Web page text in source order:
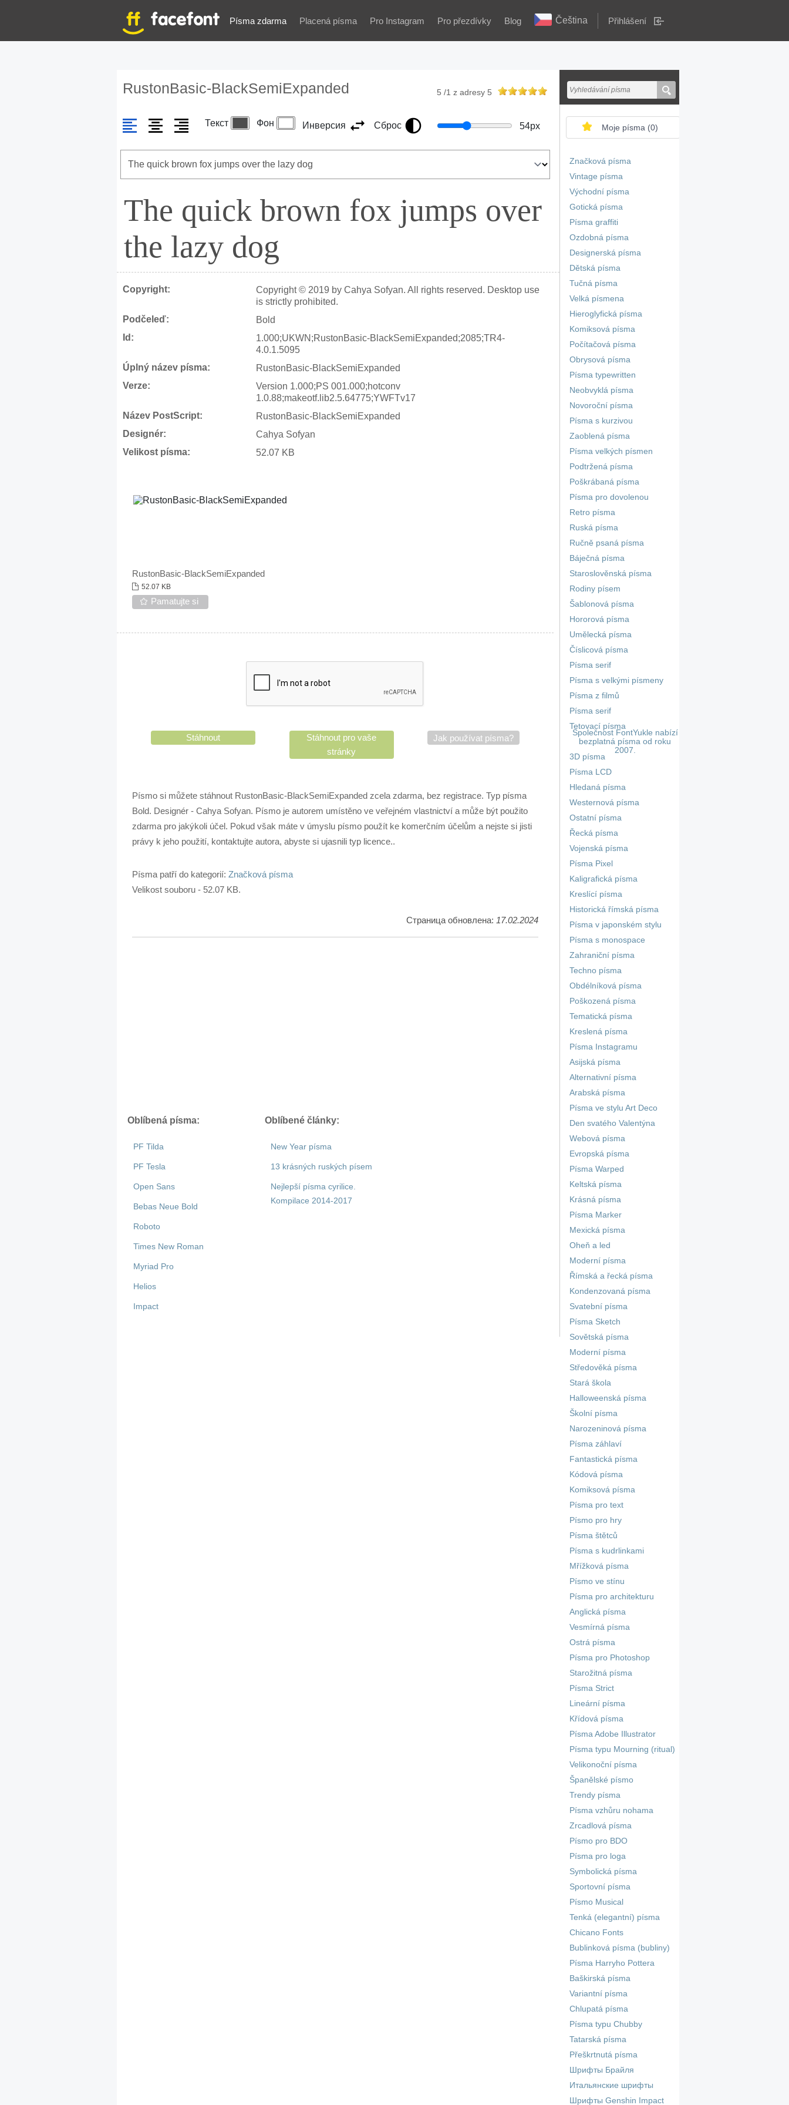
Písma zdarma Placená písma Pro Instagram Pro přezdívky Blog Čeština Přihlášení
RustonBasic-BlackSemiExpanded 5 /1 z adresy 5
Текст Фон Инверсия Сброс 54px
The quick brown fox jumps over
the lazy dog
Copyright:
Copyright © 2019 by Cahya Sofyan. All rights reserved. Desktop use
is strictly prohibited.
Podčeleď:
Bold
Id:
1.000;UKWN;RustonBasic-BlackSemiExpanded;2085;TR4-
4.0.1.5095
Úplný název písma:
RustonBasic-BlackSemiExpanded
Verze:
Version 1.000;PS 001.000;hotconv
1.0.88;makeotf.lib2.5.64775;YWFTv17
Název PostScript:
RustonBasic-BlackSemiExpanded
Designér:
Cahya Sofyan
Velikost písma:
52.07 KB
RustonBasic-BlackSemiExpanded
52.07 KB
Pamatujte si
Stáhnout
Stáhnout pro vaše
stránky
Jak používat písma?
Písmo si můžete stáhnout RustonBasic-BlackSemiExpanded zcela zdarma, bez registrace. Typ písma
Bold. Designér - Cahya Sofyan. Písmo je autorem umístěno ve veřejném vlastnictví a může být použito
zdarma pro jakýkoli účel. Pokud však máte v úmyslu písmo použít ke komerčním účelům a nejste si jisti
právy k jeho použití, kontaktujte autora, abyste si ujasnili typ licence..
Písma patří do kategorií: Značková písma
Velikost souboru - 52.07 KB.
Страница обновлена: 17.02.2024
Oblíbená písma:
PF Tilda
PF Tesla
Open Sans
Bebas Neue Bold
Roboto
Times New Roman
Myriad Pro
Helios
Impact
Oblíbené články:
New Year písma
13 krásných ruských písem
Nejlepší písma cyrilice.
Kompilace 2014-2017
Moje písma (0)
Značková písma
Vintage písma
Východní písma
Gotická písma
Písma graffiti
Ozdobná písma
Designerská písma
Dětská písma
Tučná písma
Velká písmena
Hieroglyfická písma
Komiksová písma
Počítačová písma
Obrysová písma
Písma typewritten
Neobvyklá písma
Novoroční písma
Písma s kurzivou
Zaoblená písma
Písma velkých písmen
Podtržená písma
Poškrábaná písma
Písma pro dovolenou
Retro písma
Ruská písma
Ručně psaná písma
Báječná písma
Staroslověnská písma
Rodiny písem
Šablonová písma
Hororová písma
Umělecká písma
Číslicová písma
Písma serif
Písma s velkými písmeny
Písma z filmů
Písma serif
Tetovací písma
Společnost FontYukle nabízí
bezplatná písma od roku
2007.
3D písma
Písma LCD
Hledaná písma
Westernová písma
Ostatní písma
Řecká písma
Vojenská písma
Písma Pixel
Kaligrafická písma
Kreslící písma
Historická římská písma
Písma v japonském stylu
Písma s monospace
Zahraniční písma
Techno písma
Obdélníková písma
Poškozená písma
Tematická písma
Kreslená písma
Písma Instagramu
Asijská písma
Alternativní písma
Arabská písma
Písma ve stylu Art Deco
Den svatého Valentýna
Webová písma
Evropská písma
Písma Warped
Keltská písma
Krásná písma
Písma Marker
Mexická písma
Oheň a led
Moderní písma
Římská a řecká písma
Kondenzovaná písma
Svatební písma
Písma Sketch
Sovětská písma
Moderní písma
Středověká písma
Stará škola
Halloweenská písma
Školní písma
Narozeninová písma
Písma záhlaví
Fantastická písma
Kódová písma
Komiksová písma
Písma pro text
Písmo pro hry
Písma štětců
Písma s kudrlinkami
Mřížková písma
Písmo ve stínu
Písma pro architekturu
Anglická písma
Vesmírná písma
Ostrá písma
Písma pro Photoshop
Starožitná písma
Písma Strict
Lineární písma
Křídová písma
Písma Adobe Illustrator
Písma typu Mourning (ritual)
Velikonoční písma
Španělské písmo
Trendy písma
Písma vzhůru nohama
Zrcadlová písma
Písmo pro BDO
Písma pro loga
Symbolická písma
Sportovní písma
Písmo Musical
Tenká (elegantní) písma
Chicano Fonts
Bublinková písma (bubliny)
Písma Harryho Pottera
Baškirská písma
Variantní písma
Chlupatá písma
Písma typu Chubby
Tatarská písma
Přeškrtnutá písma
Шрифты Брайля
Итальянские шрифты
Шрифты Genshin Impact